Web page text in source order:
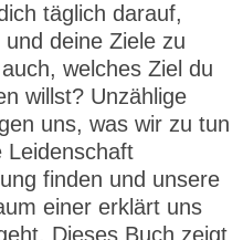
täglich darauf,
deine Ziele zu
welches Ziel du
willst? Unzählige
uns, was wir zu tun
Leidenschaft
finden und unsere
einer erklärt uns
Dieses Buch zeigt